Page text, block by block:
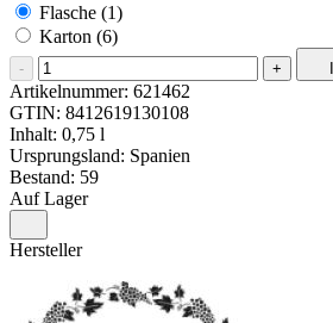
Flasche (1)
Karton (6)
- +
Artikelnummer: 621462
GTIN: 8412619130108
Inhalt: 0,75 l
Ursprungsland: Spanien
Bestand: 59
Auf Lager
Hersteller